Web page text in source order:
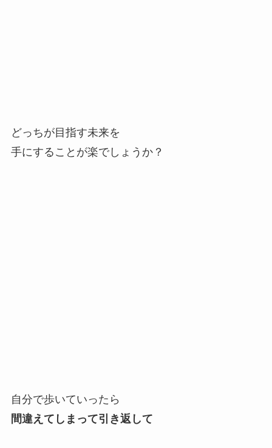
どっちが目指す未来を
手にすることが楽でしょうか？
自分で歩いていったら
間違えてしまって引き返して